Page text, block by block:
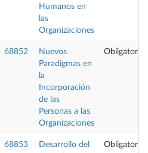
Humanos en
las
Organizaciones
68852
Nuevos
Paradigmas en
la
Incorporación
de las
Personas a las
Organizaciones
Obligatoria
68853
Desarrollo del
Obligatoria